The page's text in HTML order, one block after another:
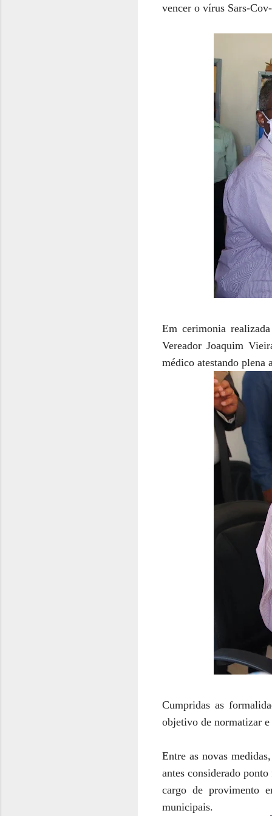
vencer o vírus Sars-
Em cerimonia
Vereador Joaquim
médico atestando plena
Cumpridas as
objetivo de normatizar
Entre as novas
antes considerado
cargo de provimento
municipais.